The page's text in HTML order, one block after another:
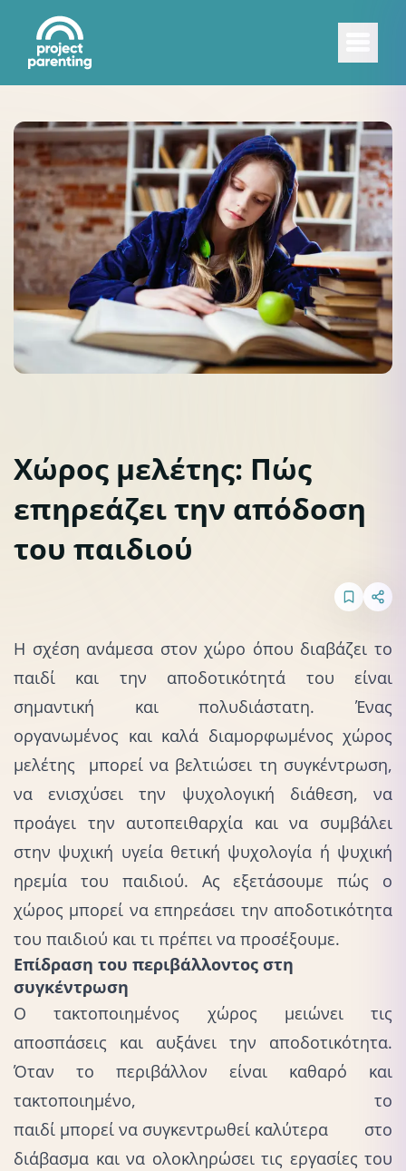
Διάβασμα & Συγκέντρωση
Χώρος μελέτης: Πώς
επηρεάζει την απόδοση
του παιδιού
Η σχέση ανάμεσα στον χώρο όπου διαβάζει το
παιδί και την αποδοτικότητά του είναι
σημαντική και πολυδιάστατη. Ένας
οργανωμένος και καλά διαμορφωμένος χώρος
μελέτης μπορεί να βελτιώσει τη συγκέντρωση,
να ενισχύσει την ψυχολογική διάθεση, να
προάγει την αυτοπειθαρχία και να συμβάλει
στην ψυχική υγεία θετική ψυχολογία ή ψυχική
ηρεμία του παιδιού. Ας εξετάσουμε πώς ο
χώρος μπορεί να επηρεάσει την αποδοτικότητα
του παιδιού και τι πρέπει να προσέξουμε.
Επίδραση του περιβάλλοντος στη
συγκέντρωση
Ο τακτοποιημένος χώρος μειώνει τις
αποσπάσεις και αυξάνει την αποδοτικότητα.
Όταν το περιβάλλον είναι καθαρό και
τακτοποιημένο, το
παιδί μπορεί να συγκεντρωθεί καλύτερα στο
διάβασμα και να ολοκληρώσει τις εργασίες του